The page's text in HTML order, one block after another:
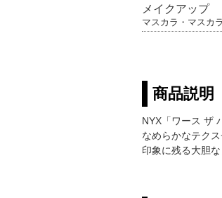
メイクアップ
マスカラ・マスカ
商品説明
NYX「ワース ザ
なめらかなテク
印象に残る大胆